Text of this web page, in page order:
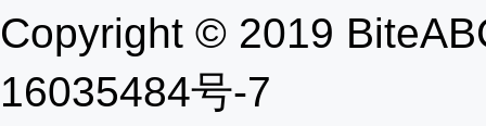
Copyright © 2019
16035484号-7